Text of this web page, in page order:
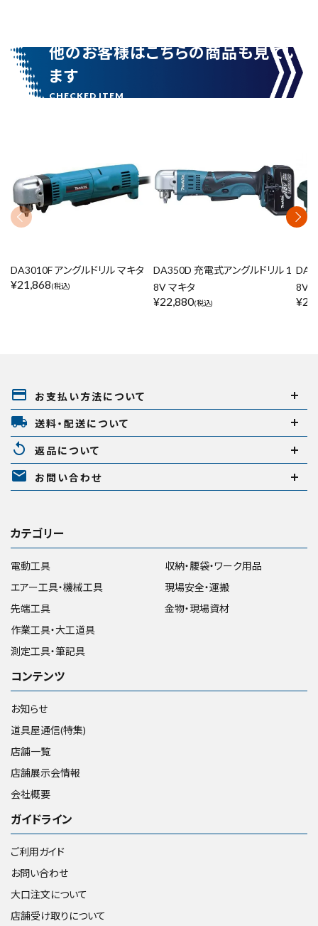
他のお客様はこちらの商品も見てい
ます
DA3010F アングルドリル マキタ
¥21,868(税込)
DA350D 充電式アングルドリル 1
8V マキタ
¥22,880(税込)
8V
¥
payment お支払い方法について
local_shipping 送料・配送について
replay 返品について
mail お問い合わせ
カテゴリー
電動工具
エアー工具・機械工具
先端工具
作業工具・大工道具
測定工具・筆記具
収納・腰袋・ワーク用品
現場安全・運搬
金物・現場資材
コンテンツ
お知らせ
道具屋通信(特集)
店舗一覧
店舗展示会情報
会社概要
ガイドライン
ご利用ガイド
お問い合わせ
大口注文について
店舗受け取りについて